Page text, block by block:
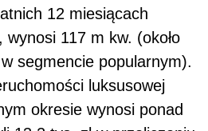
12 miesiącach
wynosi 117 m kw. (około
segmencie popularnym).
luksusowej
okresie wynosi ponad